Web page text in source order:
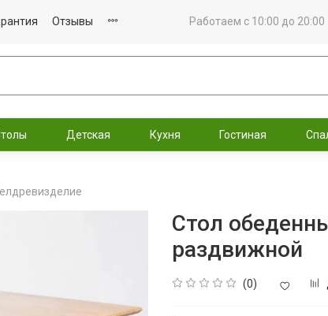
Отзывы Работаем с 10:00 до 20:00
Детская Кухня Гостиная
Стол
раздвижной
(0)